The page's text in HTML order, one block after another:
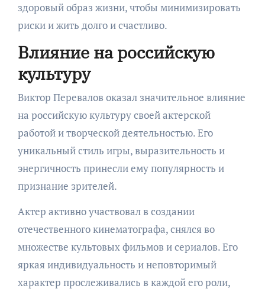
здоровый образ жизни, чтобы минимизировать
риски и жить долго и счастливо.
Влияние на российскую
культуру
Виктор Перевалов оказал значительное влияние
на российскую культуру своей актерской
работой и творческой деятельностью. Его
уникальный стиль игры, выразительность и
энергичность принесли ему популярность и
признание зрителей.
Актер активно участвовал в создании
отечественного кинематографа, снялся во
множестве культовых фильмов и сериалов. Его
яркая индивидуальность и неповторимый
характер прослеживались в каждой его роли,